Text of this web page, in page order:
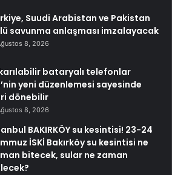
Suudi Arabistan ve Pakistan
savunma anlaşması imzalayacak
8, 2026
bataryalı telefonlar
yeni düzenlemesi sayesinde
dönebilir
8, 2026
BAKIRKÖY su kesintisi! 23-24
İSKİ Bakırköy su kesintisi ne
bitecek, sular ne zaman